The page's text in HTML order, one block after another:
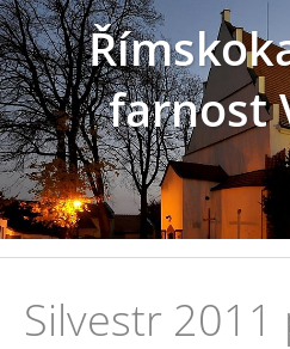
farnost
Silvestr 2011